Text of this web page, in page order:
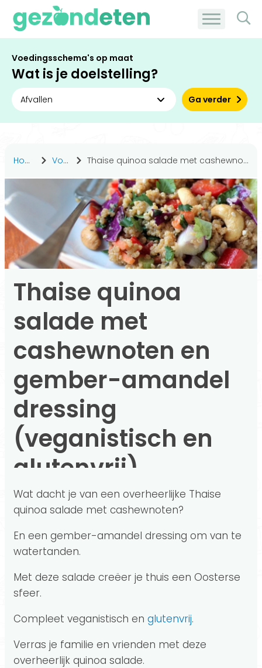
Voedingsschema's op maat
Wat is je doelstelling?
Ga verder
Home Voeding Thaise quinoa salade met cashewnoten en gember-amandel dressing (veganistisch en glutenvrij)
Thaise quinoa
salade met
cashewnoten en
gember-amandel
dressing
(veganistisch en
glutenvrij)
Wat dacht je van een overheerlijke Thaise
quinoa salade met cashewnoten?
En een gember-amandel dressing om van te
watertanden.
Met deze salade creëer je thuis een Oosterse
sfeer.
Compleet veganistisch en glutenvrij.
Verras je familie en vrienden met deze
overheerlijk quinoa salade.